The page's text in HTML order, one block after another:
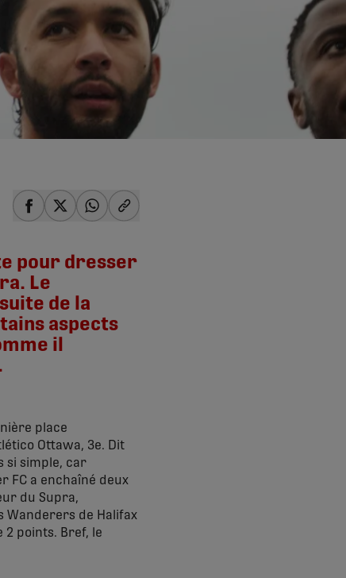
pour dresser
Le
de la
aspects
il
place
Ottawa, 3e. Dit
si simple, car
FC a enchaîné deux
du Supra,
Wanderers de Halifax
2 points. Bref, le